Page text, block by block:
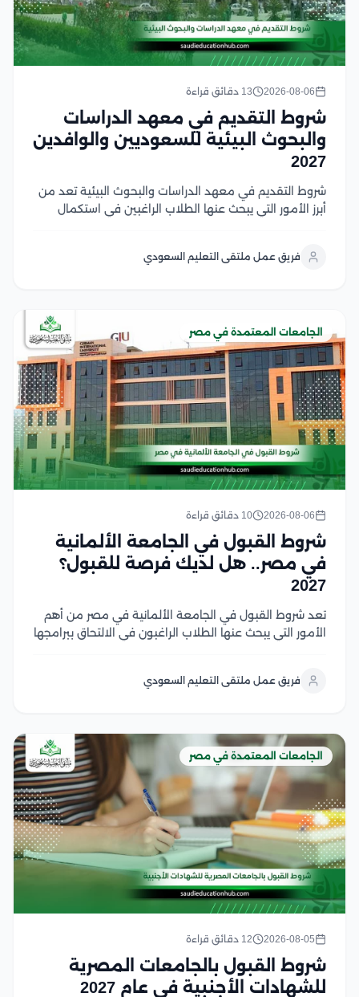
2026-08-06 13 دقائق قراءة
شروط التقديم في معهد الدراسات
والبحوث البيئية للسعوديين والوافدين
2027
شروط التقديم في معهد الدراسات والبحوث البيئية تعد من
أبرز الأمور التي يبحث عنها الطلاب الراغبين في استكمال
المطلوبة، والالتزام بالضوابط التي يحددها المعهد والجهات
فريق عمل ملتقى التعليم السعودي
الجامعات المعتمدة في مصر
2026-08-06 10 دقائق قراءة
شروط القبول في الجامعة الألمانية
في مصر.. هل لديك فرصة للقبول؟
2027
تعد شروط القبول في الجامعة الألمانية في مصر من أهم
الأمور التي يبحث عنها الطلاب الراغبون في الالتحاق ببرامجها
المطلوبة، واستيفاء معايير القبول، وتقديم المستندات
فريق عمل ملتقى التعليم السعودي
الجامعات المعتمدة في مصر
2026-08-05 12 دقائق قراءة
شروط القبول بالجامعات المصرية
للشهادات الأجنبية في عام 2027